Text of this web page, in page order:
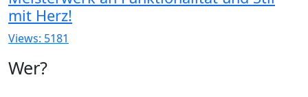
mit Herz!
Views: 5181
Wer?